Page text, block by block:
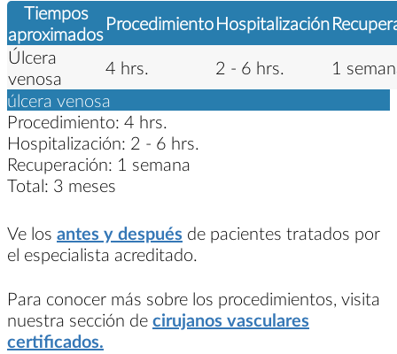
Tiempos
aproximadosProcedimientoHospitalización
Úlcera
venosa
4 hrs. 2 - 6 hrs.
1
úlcera venosa
Procedimiento: 4 hrs.
Hospitalización: 2 - 6 hrs.
Recuperación: 1 semana
Total: 3 meses
Ve los antes y después de pacientes tratados por
el especialista acreditado.
Para conocer más sobre los procedimientos, visita
nuestra sección de cirujanos vasculares
certificados.